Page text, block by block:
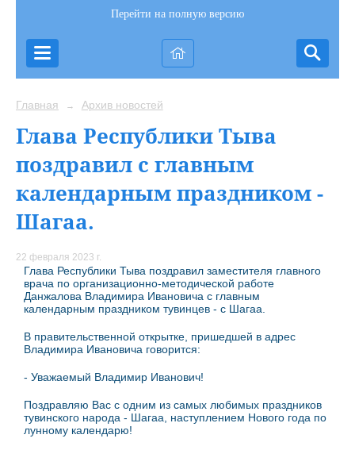
Перейти на полную версию
Главная → Архив новостей
Глава Республики Тыва
поздравил с главным
календарным праздником -
Шагаа.
22 февраля 2023 г.
Глава Республики Тыва поздравил заместителя главного
врача по организационно-методической работе
Данжалова Владимира Ивановича с главным
календарным праздником тувинцев - с Шагаа.
В правительственной открытке, пришедшей в адрес
Владимира Ивановича говорится:
- Уважаемый Владимир Иванович!
Поздравляю Вас с одним из самых любимых праздников
тувинского народа - Шагаа, наступлением Нового года по
лунному календарю!